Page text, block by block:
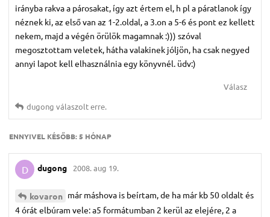
irányba rakva a párosakat, így azt értem el, h pl a páratlanok így
néznek ki, az első van az 1-2.oldal, a 3.on a 5-6 és pont ez kellett
nekem, majd a végén örülök magamnak :))) szóval
megosztottam veletek, hátha valakinek jóljön, ha csak negyed
annyi lapot kell elhasználnia egy könyvnél. üdv:)
Válasz
dugong válaszolt erre.
ENNYIVEL KÉSŐBB:5 HÓNAP
D dugong 2008. aug 19.
kovaron már máshova is beírtam, de ha már kb 50 oldalt és
4 órát elbúram vele: a5 formátumban 2 kerül az elejére, 2 a